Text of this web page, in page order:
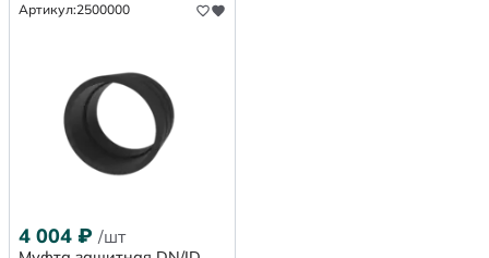
Артикул:2500000
4 004 ₽ /шт